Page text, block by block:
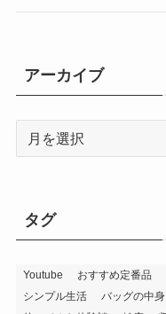
アーカイブ
ブタグ
Youtube おすすめ定番品
シンプル生活
バッグの中身